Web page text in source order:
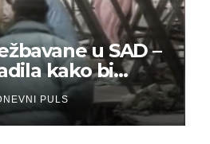
u SAD –
kako bi
PULS